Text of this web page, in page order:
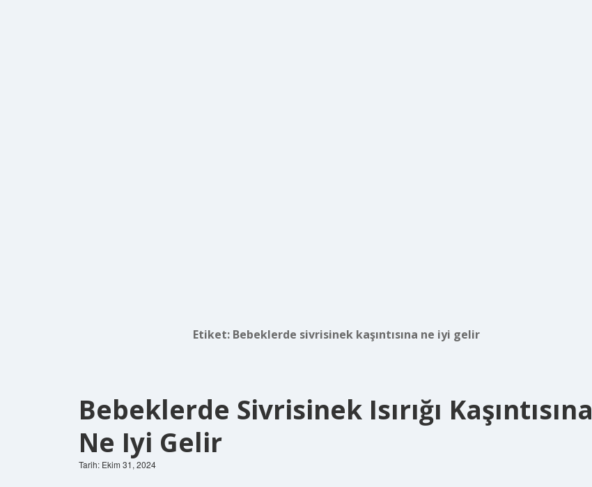
Etiket: Bebeklerde sivrisinek kaşıntısına ne iyi gelir
Bebeklerde Sivrisinek Isırığı Kaşıntısına
Ne Iyi Gelir
Tarih: Ekim 31, 2024